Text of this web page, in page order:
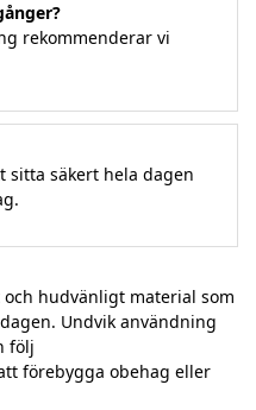
rekommenderar vi
sitta säkert hela dagen
hudvänligt material som
Undvik användning
följ
förebygga obehag eller